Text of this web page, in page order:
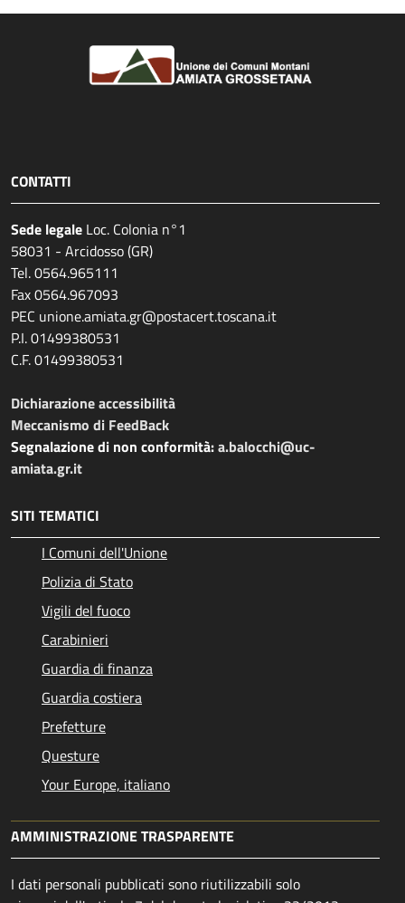
CONTATTI
Sede legale Loc. Colonia n°1
58031 - Arcidosso (GR)
Tel. 0564.965111
Fax 0564.967093
PEC unione.amiata.gr@postacert.toscana.it
P.I. 01499380531
C.F. 01499380531
Dichiarazione accessibilità
Meccanismo di FeedBack
Segnalazione di non conformità:a.balocchi@uc-
amiata.gr.it
SITI TEMATICI
I Comuni dell'Unione
Polizia di Stato
Vigili del fuoco
Carabinieri
Guardia di finanza
Guardia costiera
Prefetture
Questure
Your Europe, italiano
AMMINISTRAZIONE TRASPARENTE
I dati personali pubblicati sono riutilizzabili solo